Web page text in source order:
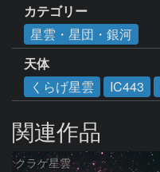
カテゴリー
星雲・星団・銀河
天体
くらげ星雲
IC443
関連作品
クラゲ星雲